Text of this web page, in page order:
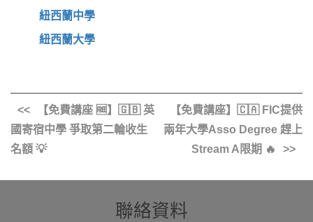
紐西蘭中學
紐西蘭大學
【免費講座 🆓】🇬🇧 英
國寄宿中學 爭取第二輪收生
名額 💡
【免費講座】🇨🇦 FIC提供
兩年大學Asso Degree 趕上
Stream A限期 🔥
聯絡資料